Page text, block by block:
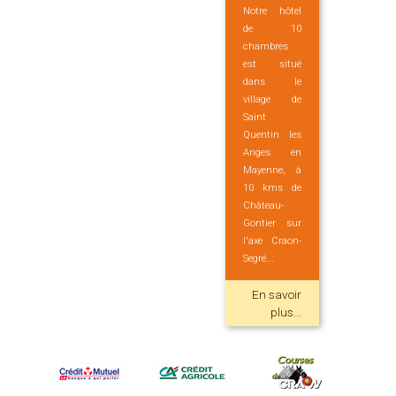
Notre hôtel
de 10
chambres
est situé
dans le
village de
Saint
Quentin les
Anges en
Mayenne, à
10 kms de
Château-
Gontier sur
l'axe Craon-
Segré...
En savoir
plus...